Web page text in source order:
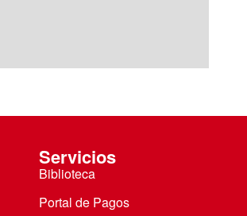
Servicios
Biblioteca
Portal de Pagos